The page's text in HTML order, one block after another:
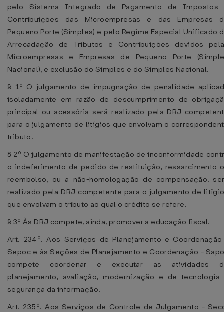
pelo Sistema Integrado de Pagamento de Impostos
Contribuições das Microempresas e das Empresas
Pequeno Porte (Simples) e pelo Regime Especial Unificado
Arrecadação de Tributos e Contribuições devidos
Microempresas e Empresas de Pequeno Porte
Nacional), e exclusão do Simples e do Simples Nacional.
§ 1º O julgamento de impugnação de penalidade
isoladamente em razão de descumprimento de
principal ou acessória será realizado pela DRJ
para o julgamento de litígios que envolvam o
tributo.
§ 2º O julgamento de manifestação de inconformidade
o indeferimento de pedido de restituição, ressarcimento
reembolso, ou a não-homologação de compensação,
realizado pela DRJ competente para o julgamento de
que envolvam o tributo ao qual o crédito se refere.
§ 3º Às DRJ compete, ainda, promover a educação fiscal.
Art. 234º. Aos Serviços de Planejamento e
Sepoc e às Seções de Planejamento e Coordenação -
compete coordenar e executar as atividades
planejamento, avaliação, modernização e de tecnologia
segurança da informação.
Art. 235º. Aos Serviços de Controle de Julgamento -